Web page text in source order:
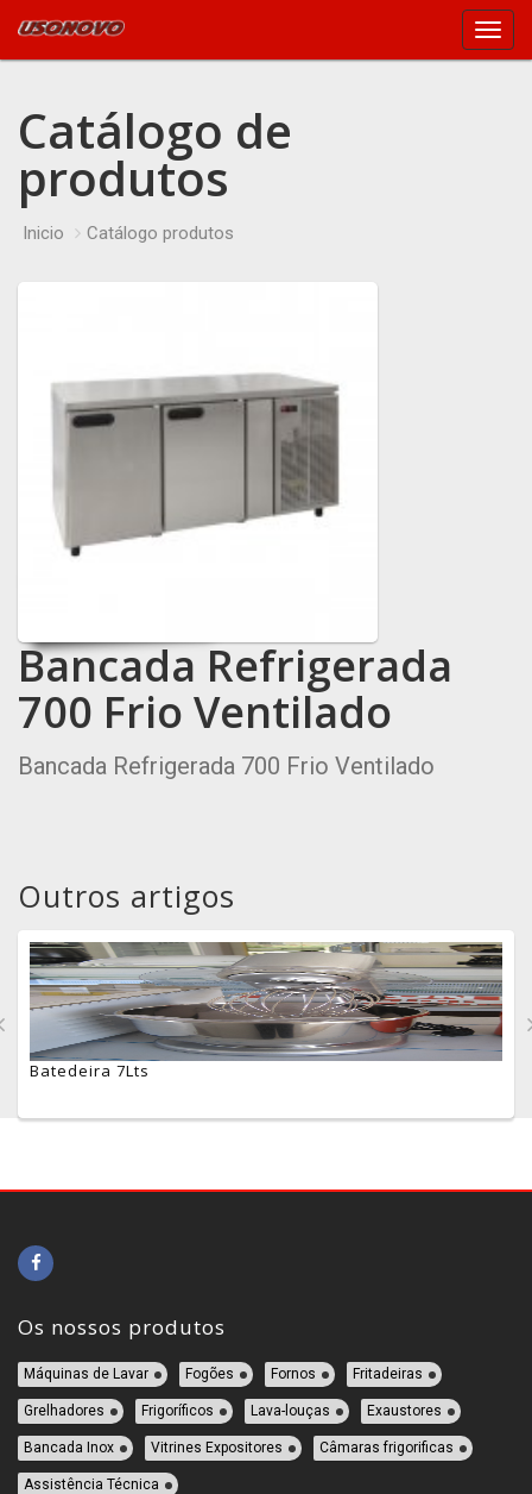
Main
Menu
Catálogo de
produtos
Inicio Catálogo produtos
Bancada Refrigerada
700 Frio Ventilado
Bancada Refrigerada 700 Frio Ventilado
Outros artigos
Batedeira 7Lts
Os nossos produtos
Máquinas de Lavar Fogões Fornos Fritadeiras
Grelhadores Frigoríficos Lava-louças Exaustores
Bancada Inox Vitrines Expositores Câmaras frigorificas
Assistência Técnica